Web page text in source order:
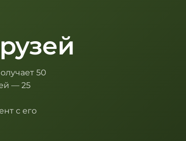
50
— 25
с его